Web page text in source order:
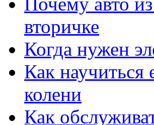
вторичке
Когда нужен
Как научиться
колени
Как